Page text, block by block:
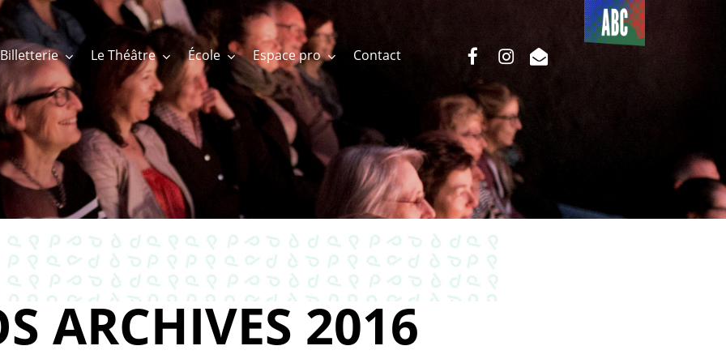
Billetterie Le Théâtre École Espace pro Contact
Du côté
de l’ABC
facebookinstagram
email
ARCHIVES 2016